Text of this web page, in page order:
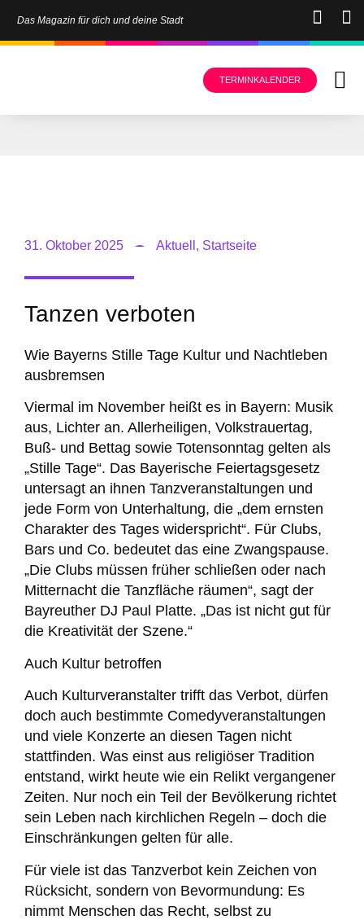
Das Magazin für dich und deine Stadt
TERMINKALENDER
31. Oktober 2025 Aktuell , Startseite
Tanzen verboten
Wie Bayerns Stille Tage Kultur und Nachtleben
ausbremsen
Viermal im November heißt es in Bayern: Musik
aus, Lichter an. Allerheiligen, Volkstrauertag,
Buß- und Bettag sowie Totensonntag gelten als
„Stille Tage“. Das Bayerische Feiertagsgesetz
untersagt an ihnen Tanzveranstaltungen und
jede Form von Unterhaltung, die „dem ernsten
Charakter des Tages widerspricht“. Für Clubs,
Bars und Co. bedeutet das eine Zwangspause.
„Die Clubs müssen früher schließen oder nach
Mitternacht die Tanzfläche räumen“, sagt der
Bayreuther DJ Paul Platte. „Das ist nicht gut für
die Kreativität der Szene.“
Auch Kultur betroffen
Auch Kulturveranstalter trifft das Verbot, dürfen
doch auch bestimmte Comedyveranstaltungen
und viele Konzerte an diesen Tagen nicht
stattfinden. Was einst aus religiöser Tradition
entstand, wirkt heute wie ein Relikt vergangener
Zeiten. Nur noch ein Teil der Bevölkerung richtet
sein Leben nach kirchlichen Regeln – doch die
Einschränkungen gelten für alle.
Für viele ist das Tanzverbot kein Zeichen von
Rücksicht, sondern von Bevormundung: Es
nimmt Menschen das Recht, selbst zu